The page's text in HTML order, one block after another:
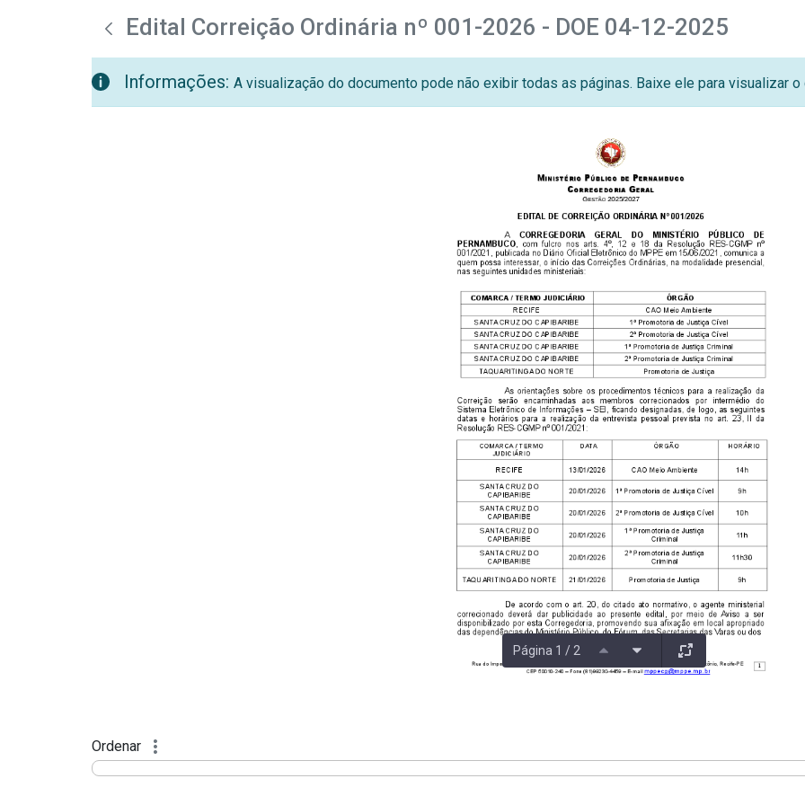
Pular para o Conteúdo principal
teste descricaoEdital Correição Ordinária nº 001-2026 - DOE 04-12-2025
Informações: A visualização do documento pode não exibir todas as páginas. Baixe ele para visualizar
Página 1 / 2
Ordenar